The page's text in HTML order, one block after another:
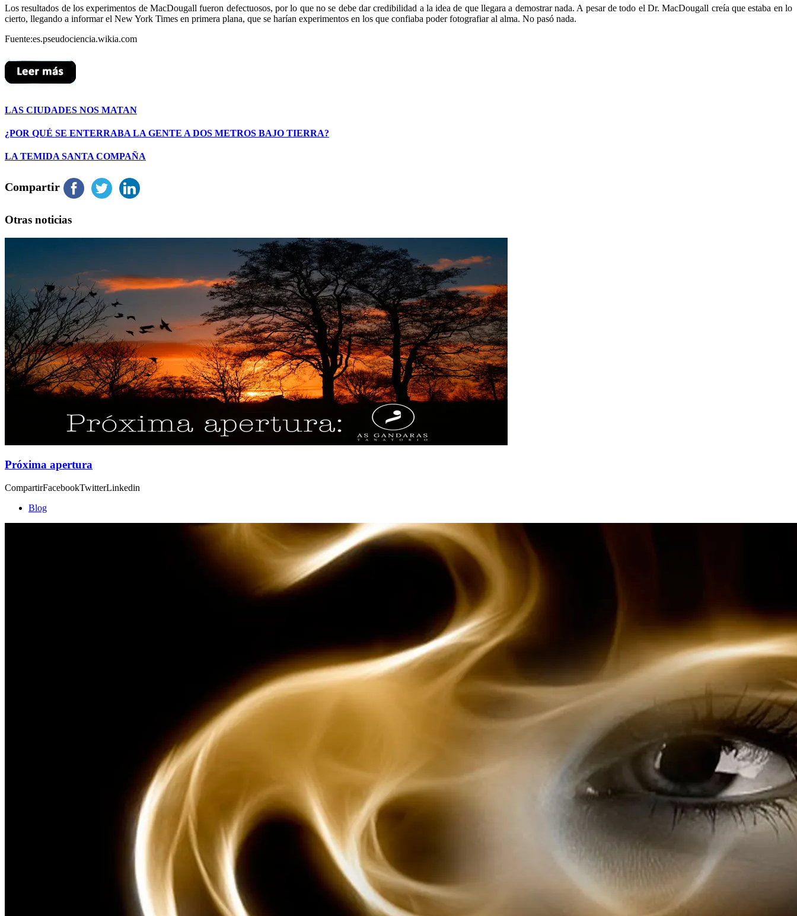
Los resultados de los experimentos de MacDougall fueron defectuosos, por lo que no se debe dar credibilidad a la idea de que llegara a demostrar nada. A pesar de todo el Dr. MacDougall creía que estaba en lo
cierto, llegando a informar el New York Times en primera plana, que se harían experimentos en los que confiaba poder fotografiar al alma. No pasó nada.
Fuente:es.pseudociencia.wikia.com
LAS CIUDADES NOS MATAN
¿POR QUÉ SE ENTERRABA LA GENTE A DOS METROS BAJO TIERRA?
LA TEMIDA SANTA COMPAÑA
Compartir
Otras noticias
Próxima apertura
CompartirFacebookTwitterLinkedin
Blog